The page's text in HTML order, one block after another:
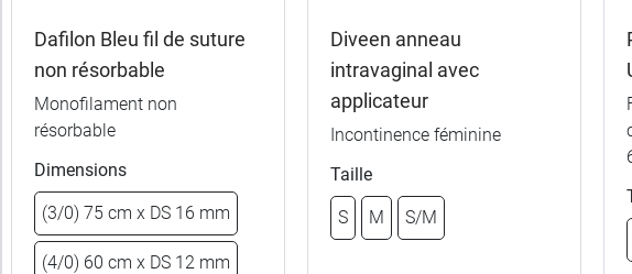
Catégories
Sous-
catégories
Dafilon Bleu fil de suture
non résorbable
Monofilament non
résorbable
Dimensions
(3/0) 75 cm x DS 16 mm
(4/0) 60 cm x DS 12 mm
Diveen anneau
intravaginal avec
applicateur
Incontinence féminine
Taille
S M S/M